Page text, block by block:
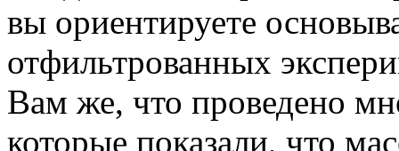
вы ориентируете
отфильтрованных
Вам же, что проведено
которые показали, что